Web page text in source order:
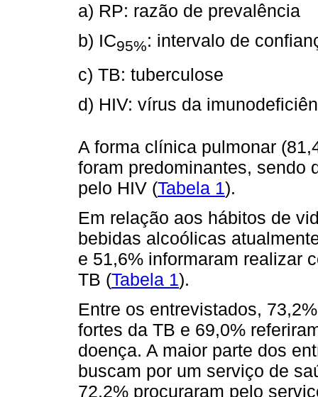
a) RP: razão de prevalência
b) IC95%: intervalo de
c) TB: tuberculose
d) HIV: vírus da
A forma clínica pulmonar
foram predominantes, sendo
pelo HIV (Tabela 1).
Em relação aos hábitos de
bebidas alcoólicas
e 51,6% informaram realizar
TB (Tabela 1).
Entre os entrevistados,
fortes da TB e 69,0%
doença. A maior parte dos
buscam por um serviço de
72,2% procuraram pelo